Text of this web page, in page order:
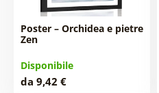
Poster – Orchidea e pietre
Zen
Disponibile
da 9,42 €